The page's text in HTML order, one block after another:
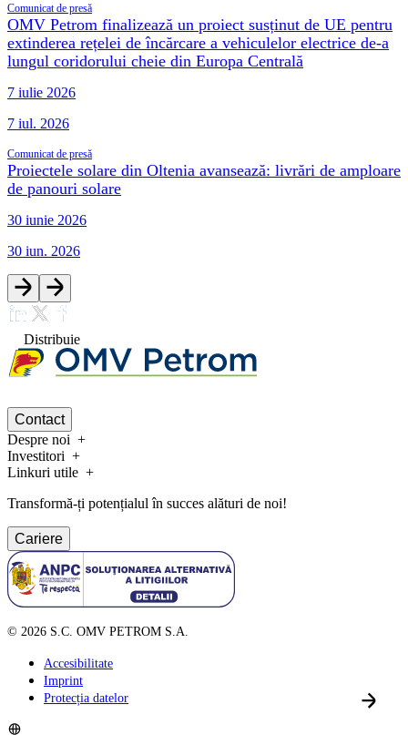
Comunicat de presă
OMV Petrom finalizează un proiect susținut de UE pentru
extinderea rețelei de încărcare a vehiculelor electrice de-a
lungul coridorului cheie din Europa Centrală
7 iulie 2026
7 iul. 2026
Comunicat de presă
Proiectele solare din Oltenia avansează: livrări de amploare
de panouri solare
30 iunie 2026
30 iun. 2026
Distribuie
Contact
Despre noi
Investitori
Linkuri utile
Transformă-ți potențialul în succes alături de noi!
Cariere
© 2026 S.C. OMV PETROM S.A.
Accesibilitate
Imprint
Protecția datelor